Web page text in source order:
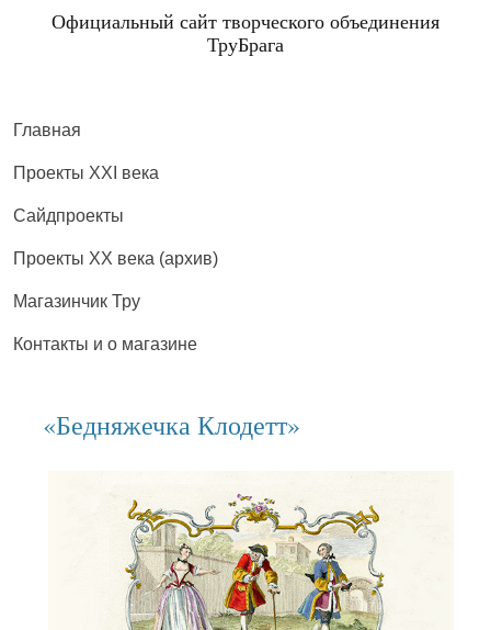
Официальный сайт творческого объединения
ТруБрага
Главная
Проекты XXI века
Сайдпроекты
Проекты XX века (архив)
Магазинчик Тру
Контакты и о магазине
«Бедняжечка Клодетт»